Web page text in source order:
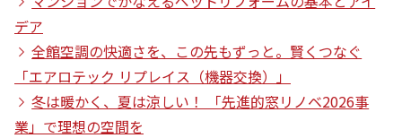
デア
全館空調の快適さを、この先もずっと。賢くつなぐ
「エアロテック リプレイス（機器交換）」
冬は暖かく、夏は涼しい！ 「先進的窓リノベ2026事
業」で理想の空間を